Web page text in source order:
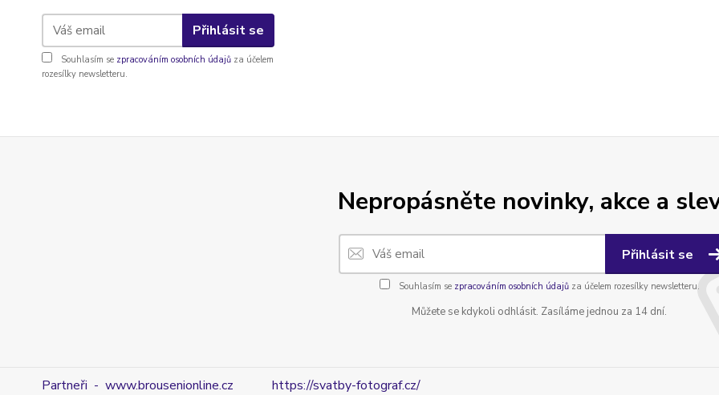
Přihlásit se
Souhlasím se zpracováním osobních údajů za účelem
rozesílky newsletteru.
Nepropásněte novinky, akce a
Přihlásit se
Souhlasím se zpracováním osobních údajůza účelem rozesílky newsletteru.
Můžete se kdykoli odhlásit. Zasíláme jednou za 14 dní.
Partneři - www.brousenionline.cz https://svatby-fotograf.cz/